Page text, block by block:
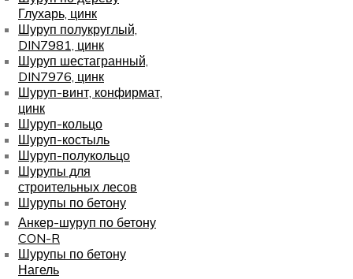
Глухарь, цинк
Шуруп полукруглый,
DIN7981, цинк
Шуруп шестагранный,
DIN7976, цинк
Шуруп-винт, конфирмат,
цинк
Шуруп-кольцо
Шуруп-костыль
Шуруп-полукольцо
Шурупы для
строительных лесов
Шурупы по бетону
Анкер-шуруп по бетону
CON-R
Шурупы по бетону
Нагель